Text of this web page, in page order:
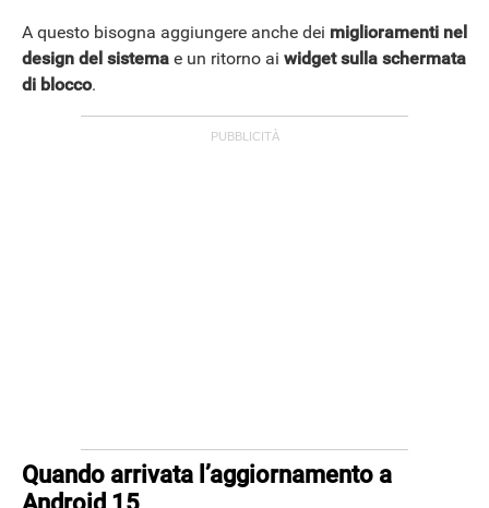
A questo bisogna aggiungere anche dei miglioramenti nel
design del sistema e un ritorno ai widget sulla schermata
di blocco.
Quando arrivata l’aggiornamento a